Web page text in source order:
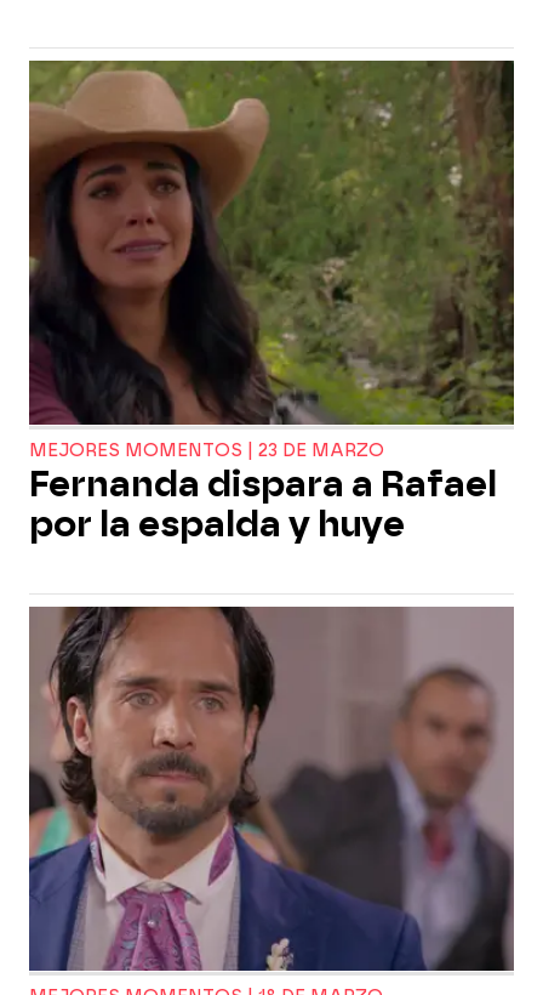
MEJORES MOMENTOS | 23 DE MARZO
Fernanda dispara a Rafael
por la espalda y huye